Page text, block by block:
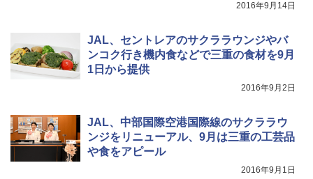
2016年9月14日
JAL、セントレアのサクララウンジやバ
ンコク行き機内食などで三重の食材を9月
1日から提供
2016年9月2日
JAL、中部国際空港国際線のサクララウ
ンジをリニューアル、9月は三重の工芸品
や食をアピール
2016年9月1日